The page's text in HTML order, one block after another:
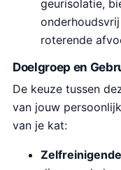
geurisolatie,
roterende
Doelgroep en
De keuze tussen
van jouw
van je kat: